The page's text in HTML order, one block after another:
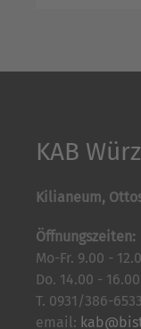
KAB
Kilianeum,
Öffnungszeiten:
Mo-Fr. 9.00 -
Do. 14.00 -
T. 0931/386-
email: